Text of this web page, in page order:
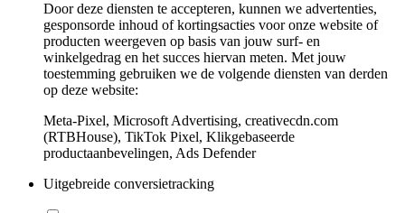
Door deze diensten te accepteren, kunnen we advertenties,
gesponsorde inhoud of kortingsacties voor onze website of
producten weergeven op basis van jouw surf- en
winkelgedrag en het succes hiervan meten. Met jouw
toestemming gebruiken we de volgende diensten van derden
op deze website:
Meta-Pixel, Microsoft Advertising, creativecdn.com
(RTBHouse), TikTok Pixel, Klikgebaseerde
productaanbevelingen, Ads Defender
Uitgebreide conversietracking